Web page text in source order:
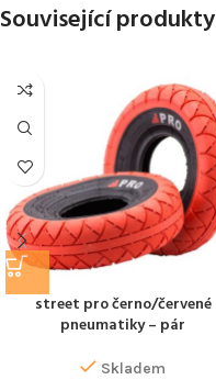
Související produkty
street pro černo/červené
pneumatiky – pár
Skladem